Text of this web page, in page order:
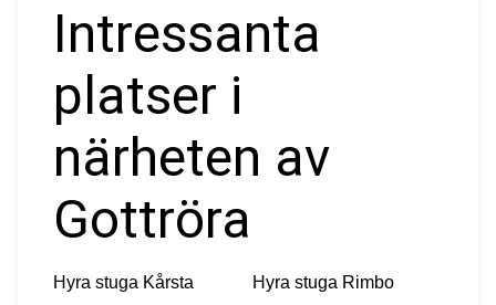
Intressanta
platser i
närheten av
Gottröra
Hyra stuga Kårsta Hyra stuga Rimbo